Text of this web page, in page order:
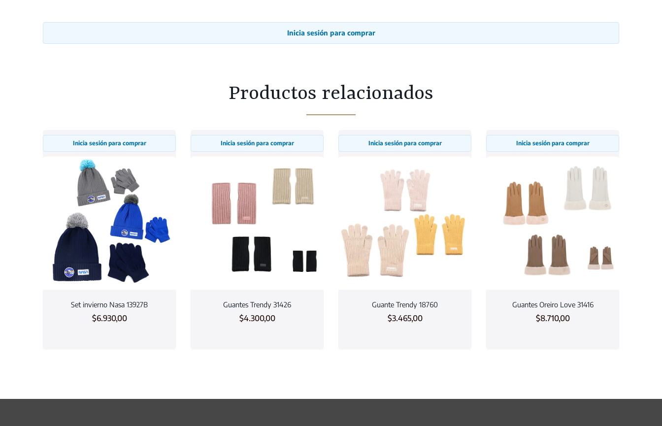
Inicia sesión para comprar
Productos relacionados
Inicia sesión para comprar
Set invierno Nasa 13927B
$6.930,00
Inicia sesión para comprar
Guantes Trendy 31426
$4.300,00
Inicia sesión para comprar
Guante Trendy 18760
$3.465,00
Inicia sesión para comprar
Guantes Oreiro Love 31416
$8.710,00